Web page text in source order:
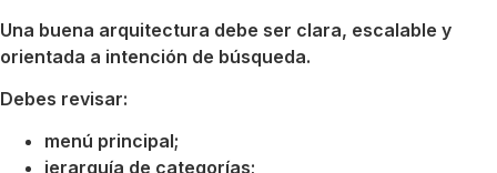
Una buena arquitectura debe ser clara, escalable y
orientada a intención de búsqueda.
Debes revisar:
menú principal;
jerarquía de categorías;